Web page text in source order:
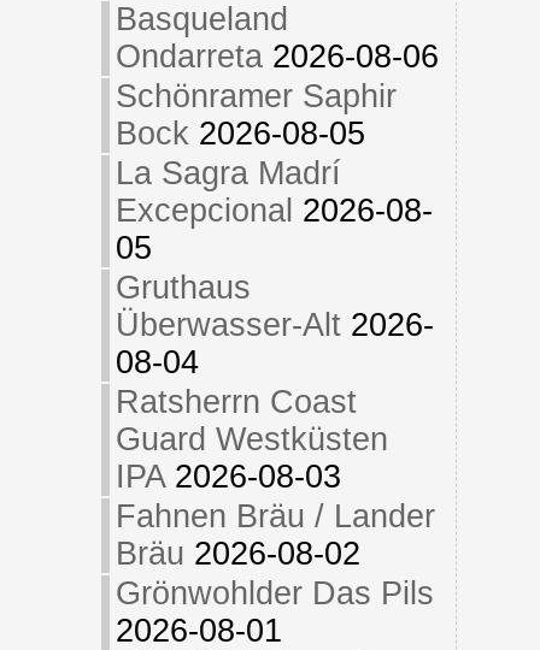
Basqueland
Ondarreta 2026-08-06
Schönramer Saphir
Bock 2026-08-05
La Sagra Madrí
Excepcional 2026-08-
05
Gruthaus
Überwasser-Alt 2026-
08-04
Ratsherrn Coast
Guard Westküsten
IPA 2026-08-03
Fahnen Bräu / Lander
Bräu 2026-08-02
Grönwohlder Das Pils
2026-08-01